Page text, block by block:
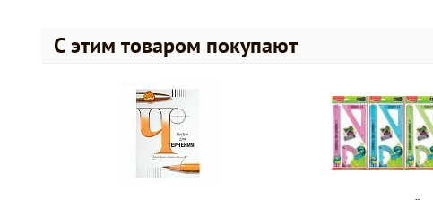
С этим товаром покупают